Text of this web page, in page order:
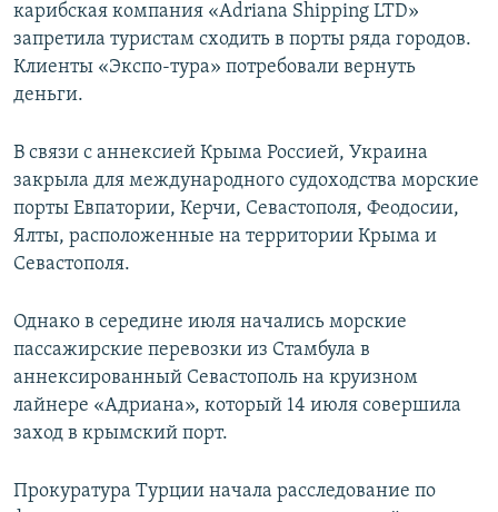
карибская компания «Adriana Shipping LTD»
запретила туристам сходить в порты ряда городов.
Клиенты «Экспо-тура» потребовали вернуть
деньги.
В связи с аннексией Крыма Россией, Украина
закрыла для международного судоходства морские
порты Евпатории, Керчи, Севастополя, Феодосии,
Ялты, расположенные на территории Крыма и
Севастополя.
Однако в середине июля начались морские
пассажирские перевозки из Стамбула в
аннексированный Севастополь на круизном
лайнере «Адриана», который 14 июля совершила
заход в крымский порт.
Прокуратура Турции начала расследование по